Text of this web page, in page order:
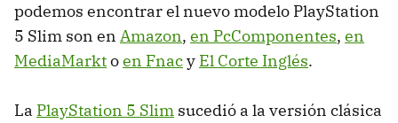
podemos encontrar el nuevo modelo PlayStation
5 Slim son en Amazon, en PcComponentes, en
MediaMarktoen Fnacy El Corte Inglés.
La PlayStation 5 Slim sucedió a la versión clásica